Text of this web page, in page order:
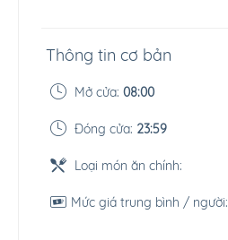
Thông tin cơ bản
Mở cửa: 08:00
Đóng cửa: 23:59
Loại món ăn chính:
Mức giá trung bình / người: